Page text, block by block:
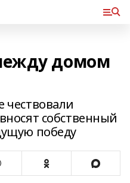
домом
чествовали
собственный
победу